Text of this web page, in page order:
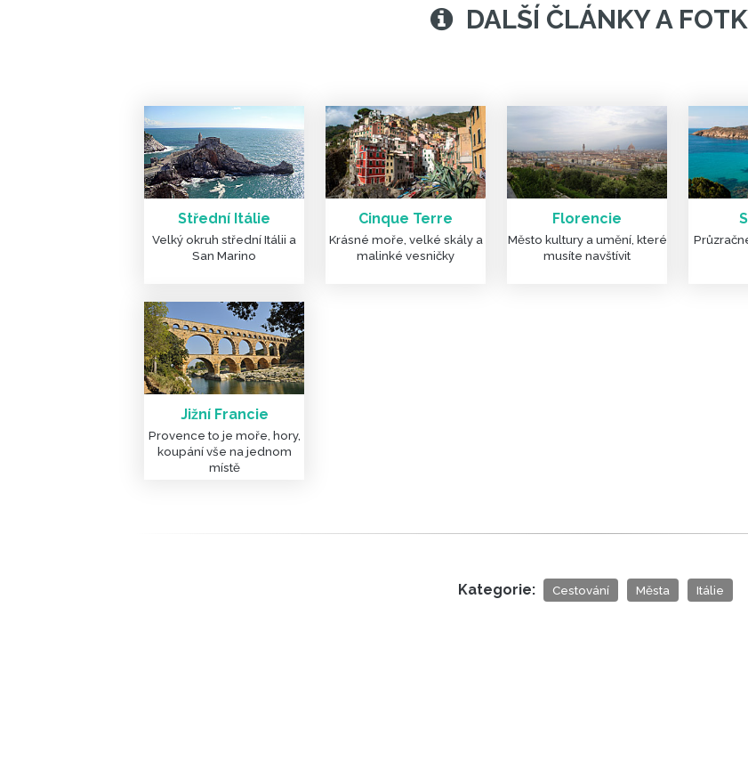
DALŠÍ ČLÁNKY A
Střední Itálie
Velký okruh střední Itálii a
San Marino
Cinque Terre
Krásné moře, velké skály a
malinké vesničky
Florencie
Město kultury a umění, které
musíte navštívit
Jižní Francie
Provence to je moře, hory,
koupání vše na jednom
místě
Kategorie: Cestování Města Itálie